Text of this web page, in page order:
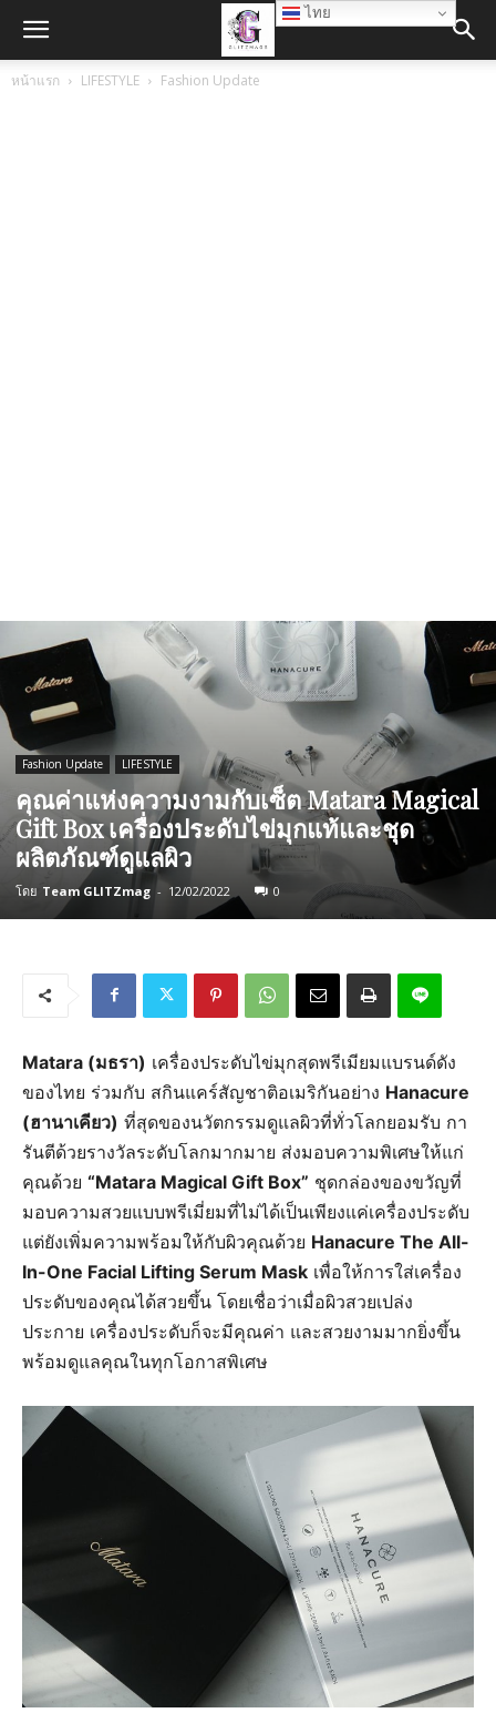
หน้าแรก LIFESTYLE Fashion Update
Fashion Update LIFESTYLE
คุณค่าแห่งความงามกับเซ็ต Matara Magical
Gift Box เครื่องประดับไข่มุกแท้และชุด
ผลิตภัณฑ์ดูแลผิว
โดย Team GLITZmag - 12/02/2022 0
Matara (มธรา) เครื่องประดับไข่มุกสุดพรีเมียมแบรนด์ดัง
ของไทย ร่วมกับ สกินแคร์สัญชาติอเมริกันอย่าง Hanacure
(ฮานาเคียว) ที่สุดของนวัตกรรมดูแลผิวที่ทั่วโลกยอมรับ กา
รันตีด้วยรางวัลระดับโลกมากมาย ส่งมอบความพิเศษให้แก่
คุณด้วย “Matara Magical Gift Box” ชุดกล่องของขวัญที่
มอบความสวยแบบพรีเมี่ยมที่ไม่ได้เป็นเพียงแค่เครื่องประดับ
แต่ยังเพิ่มความพร้อมให้กับผิวคุณด้วย Hanacure The All-
In-One Facial Lifting Serum Mask เพื่อให้การใส่เครื่อง
ประดับของคุณได้สวยขึ้น โดยเชื่อว่าเมื่อผิวสวยเปล่ง
ประกาย เครื่องประดับก็จะมีคุณค่า และสวยงามมากยิ่งขึ้น
พร้อมดูแลคุณในทุกโอกาสพิเศษ
ไทย